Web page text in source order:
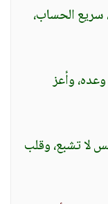
سريع الحساب،
وأعز
لا تشبع، وقلب